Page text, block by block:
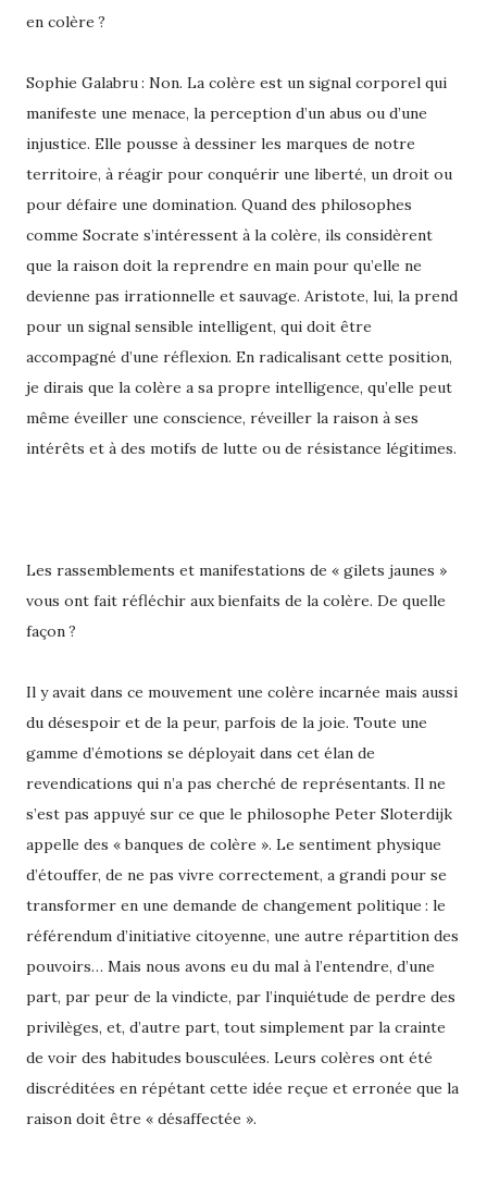
en colère ?
Sophie Galabru : Non. La colère est un signal corporel qui
manifeste une menace, la perception d’un abus ou d’une
injustice. Elle pousse à dessiner les marques de notre
territoire, à réagir pour conquérir une liberté, un droit ou
pour défaire une domination. Quand des philosophes
comme Socrate s’intéressent à la colère, ils considèrent
que la raison doit la reprendre en main pour qu’elle ne
devienne pas irrationnelle et sauvage. Aristote, lui, la prend
pour un signal sensible intelligent, qui doit être
accompagné d’une réflexion. En radicalisant cette position,
je dirais que la colère a sa propre intelligence, qu’elle peut
même éveiller une conscience, réveiller la raison à ses
intérêts et à des motifs de lutte ou de résistance légitimes.
Les rassemblements et manifestations de « gilets jaunes »
vous ont fait réfléchir aux bienfaits de la colère. De quelle
façon ?
Il y avait dans ce mouvement une colère incarnée mais aussi
du désespoir et de la peur, parfois de la joie. Toute une
gamme d’émotions se déployait dans cet élan de
revendications qui n’a pas cherché de représentants. Il ne
s’est pas appuyé sur ce que le philosophe Peter Sloterdijk
appelle des « banques de colère ». Le sentiment physique
d’étouffer, de ne pas vivre correctement, a grandi pour se
transformer en une demande de changement politique : le
référendum d’initiative citoyenne, une autre répartition des
pouvoirs… Mais nous avons eu du mal à l’entendre, d’une
part, par peur de la vindicte, par l’inquiétude de perdre des
privilèges, et, d’autre part, tout simplement par la crainte
de voir des habitudes bousculées. Leurs colères ont été
discréditées en répétant cette idée reçue et erronée que la
raison doit être « désaffectée ».